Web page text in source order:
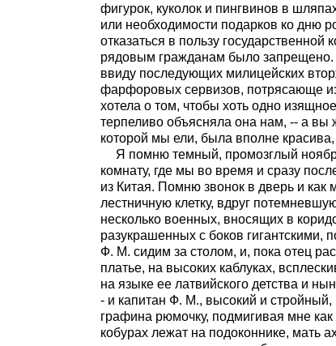
фигурок, куколок и пингвинов в
или необходимости подарков ко дню
отказаться в пользу
рядовым гражданам было запрещено.
ввиду последующих милицейских
фарфоровых сервизов, потрясающе
хотела о том, чтобы хоть одно
терпеливо объясняла она нам, -- а
которой мы ели, была вполне
Я помню темный, промозглый
комнату, где мы во время и сразу
из Китая. Помню звонок в дверь и
лестничную клетку, вдруг
несколько военных, вносящих в
разукрашенных с боков
Ф. М. сидим за столом, и, пока отец
платье, на высоких каблуках,
на языке ее латвийского детства и
- и капитан Ф. М., высокий и стройный,
графина рюмочку, подмигивая мне
кобурах лежат на подоконнике, мать